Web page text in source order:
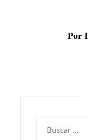
Por